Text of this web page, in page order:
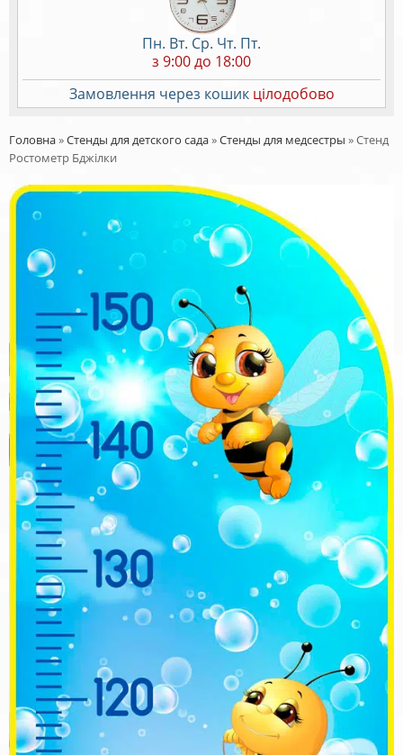
Пн. Вт. Ср. Чт. Пт.
з 9:00 до 18:00
Замовлення через кошик цілодобово
Головна»Стенды для детского сада»Стенды для медсестры »Стенд
Ростометр Бджілки